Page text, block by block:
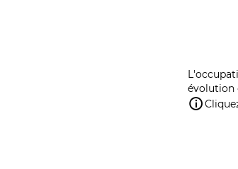
évolution